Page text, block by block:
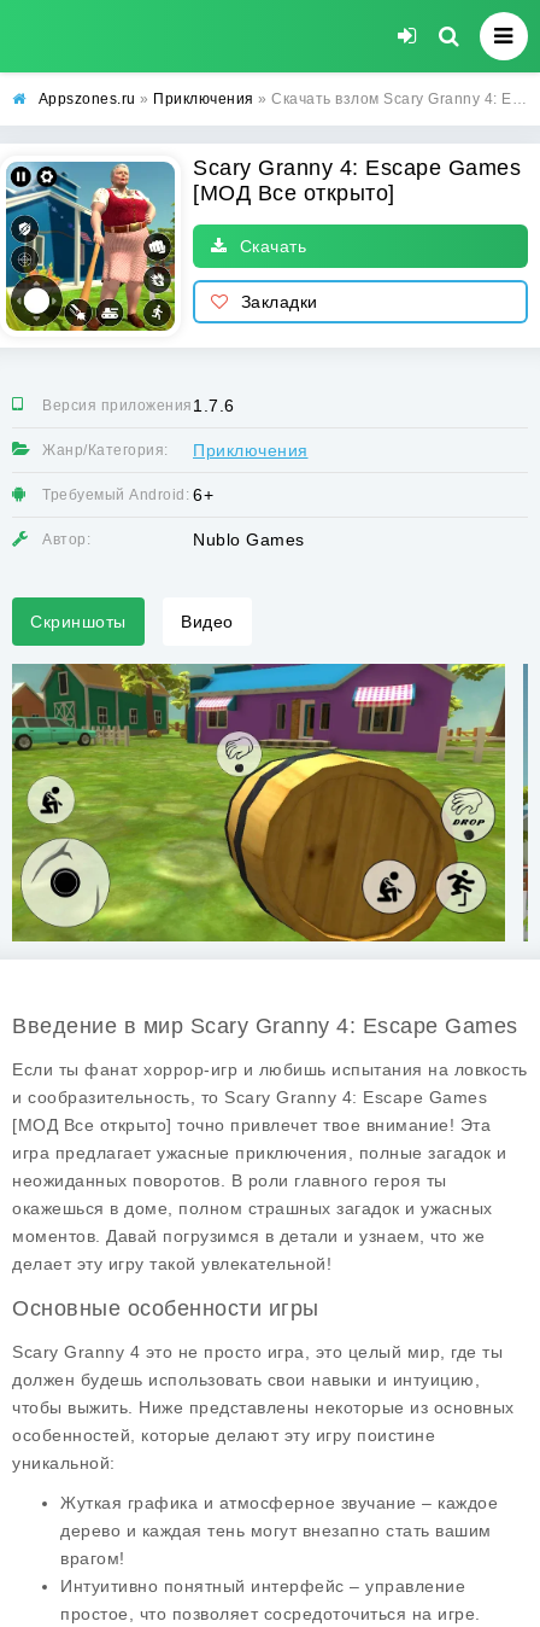
Appszones.ru » Приключения » Скачать взлом Scary Granny 4: Escape Games [МОД Все открыто] на Андроид
Scary Granny 4: Escape Games
[МОД Все открыто]
Скачать
Закладки
Версия приложения:1.7.6
Жанр/Категория: Приключения
Требуемый Android: 6+
Автор: Nublo Games
Скриншоты Видео
Введение в мир Scary Granny 4: Escape Games
Если ты фанат хоррор-игр и любишь испытания на ловкость
и сообразительность, то Scary Granny 4: Escape Games
[МОД Все открыто] точно привлечет твое внимание! Эта
игра предлагает ужасные приключения, полные загадок и
неожиданных поворотов. В роли главного героя ты
окажешься в доме, полном страшных загадок и ужасных
моментов. Давай погрузимся в детали и узнаем, что же
делает эту игру такой увлекательной!
Основные особенности игры
Scary Granny 4 это не просто игра, это целый мир, где ты
должен будешь использовать свои навыки и интуицию,
чтобы выжить. Ниже представлены некоторые из основных
особенностей, которые делают эту игру поистине
уникальной:
Жуткая графика и атмосферное звучание – каждое
дерево и каждая тень могут внезапно стать вашим
врагом!
Интуитивно понятный интерфейс – управление
простое, что позволяет сосредоточиться на игре.